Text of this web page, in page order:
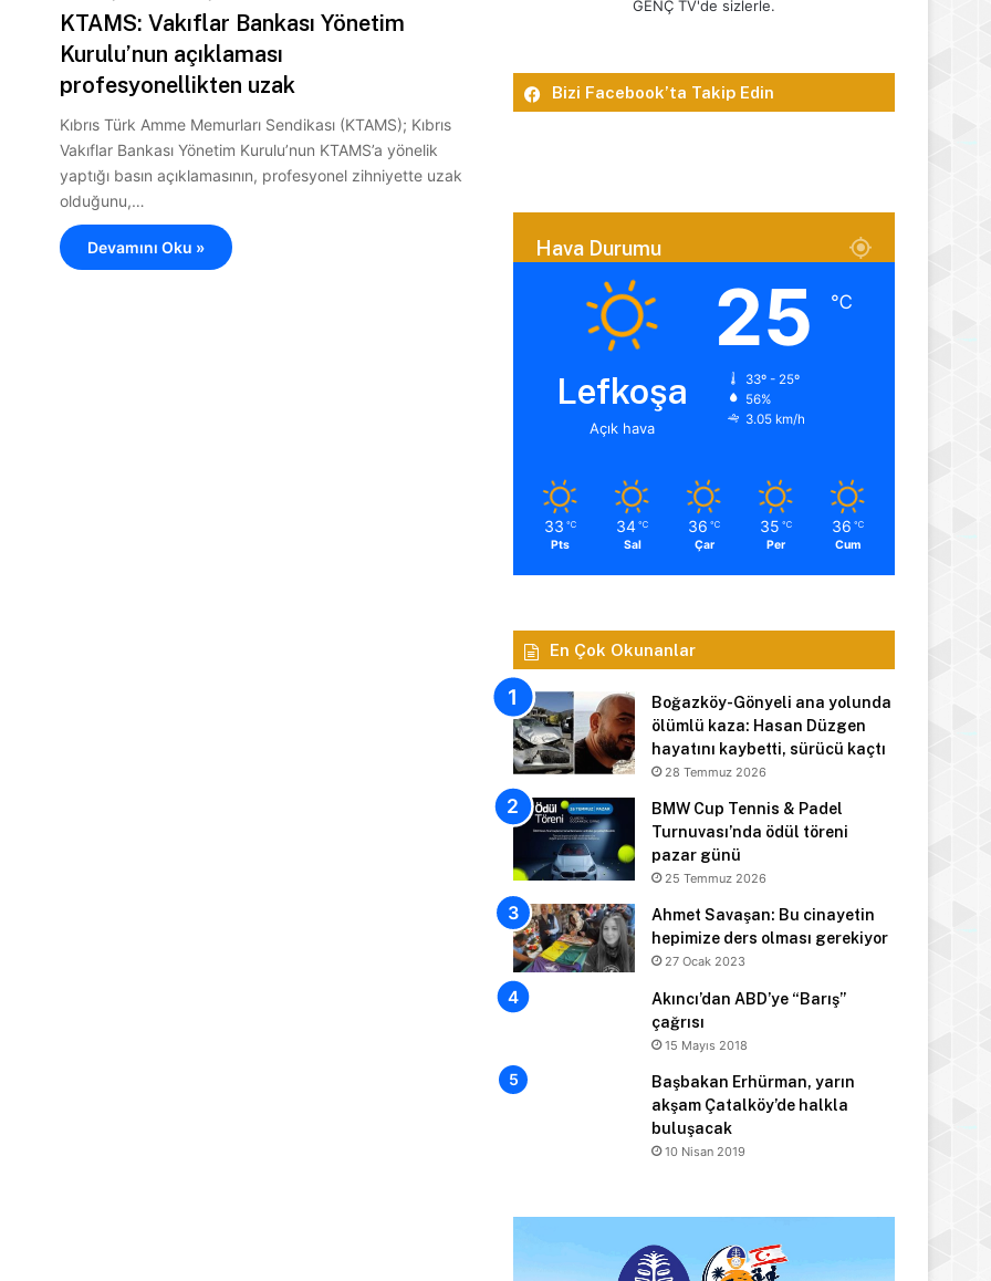
KTAMS: Vakıflar Bankası Yönetim
Kurulu’nun açıklaması
profesyonellikten uzak
Kıbrıs Türk Amme Memurları Sendikası (KTAMS); Kıbrıs
Vakıflar Bankası Yönetim Kurulu’nun KTAMS’a yönelik
yaptığı basın açıklamasının, profesyonel zihniyette uzak
olduğunu,…
Devamını Oku »
GENÇ TV'de sizlerle.
Bizi Facebook’ta Takip Edin
Hava Durumu
Lefkoşa
Açık hava
25 ℃
33º - 25º
56%
3.05 km/h
33 ℃
Pts
34 ℃
Sal
36 ℃
Çar
35 ℃
Per
36 ℃
Cum
En Çok Okunanlar
Boğazköy-Gönyeli ana yolunda
ölümlü kaza: Hasan Düzgen
hayatını kaybetti, sürücü kaçtı
28 Temmuz 2026
BMW Cup Tennis & Padel
Turnuvası’nda ödül töreni
pazar günü
25 Temmuz 2026
Ahmet Savaşan: Bu cinayetin
hepimize ders olması gerekiyor
27 Ocak 2023
Akıncı’dan ABD’ye “Barış”
çağrısı
15 Mayıs 2018
Başbakan Erhürman, yarın
akşam Çatalköy’de halkla
buluşacak
10 Nisan 2019